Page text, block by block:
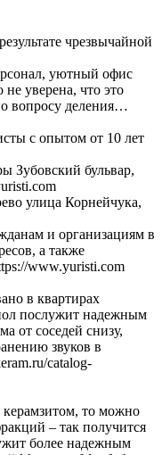
чрезвычайной
уютный офис
уверена, что это
вопросу деления…
с опытом от 10 лет
Зубовский бульвар,
улица Корнейчука,
и организациям в
а также
www.yuristi.com
в квартирах
послужит надежным
от соседей снизу,
звуков в
catalog-
керамзитом, то можно
– так получится
более надежным